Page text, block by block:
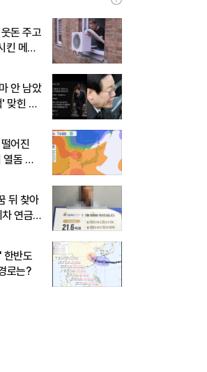
돈 주고
킨 메이
안 남았
맞힌 무
어진
돔 박
뒤 찾아
연금
한반도
로는?